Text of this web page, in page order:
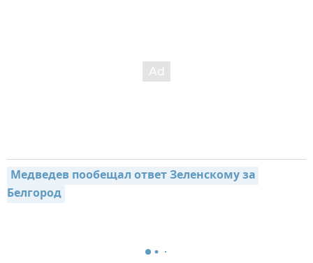
Медведев пообещал ответ Зеленскому за
Белгород